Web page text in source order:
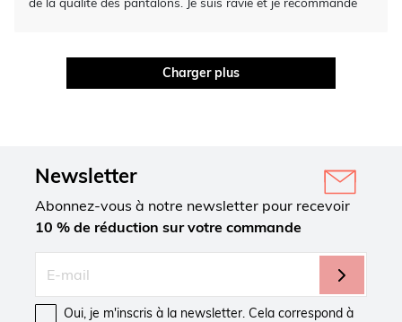
Charger plus
Newsletter
Abonnez-vous à notre newsletter pour recevoir
10 % de réduction sur votre commande
Oui, je m'inscris à la newsletter. Cela correspond à